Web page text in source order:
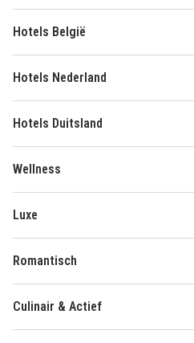
Hotels België
Hotels Nederland
Hotels Duitsland
Wellness
Luxe
Romantisch
Culinair & Actief